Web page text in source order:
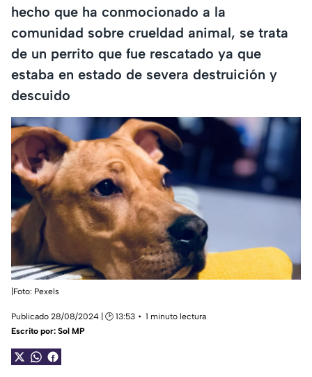
hecho que ha conmocionado a la
comunidad sobre crueldad animal, se trata
de un perrito que fue rescatado ya que
estaba en estado de severa destruición y
descuido
|Foto: Pexels
Publicado 28/08/2024 | 🕑 13:53
1 minuto lectura
Escrito por: Sol MP